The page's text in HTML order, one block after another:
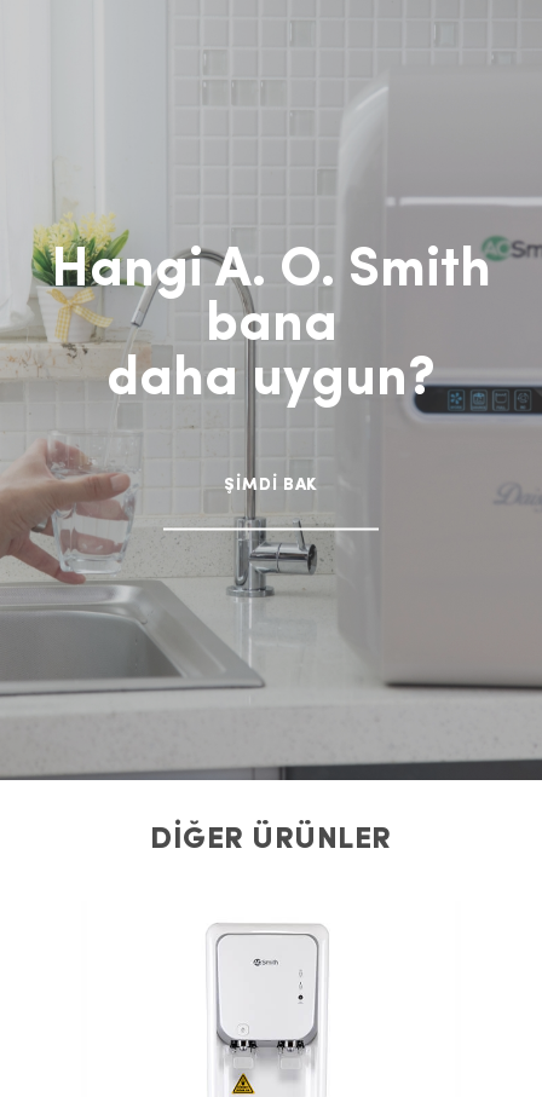
Hangi A. O. Smith
bana
daha uygun?
ŞİMDİ BAK
DİĞER ÜRÜNLER